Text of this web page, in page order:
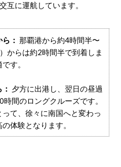
互に運航しています。
： 那覇港から約4時間半〜
からは約2時間半で到着しま
す。
夕方に出港し、翌日の昼過
時間のロングクルーズです。
て、徐々に南国へと変わっ
体験となります。